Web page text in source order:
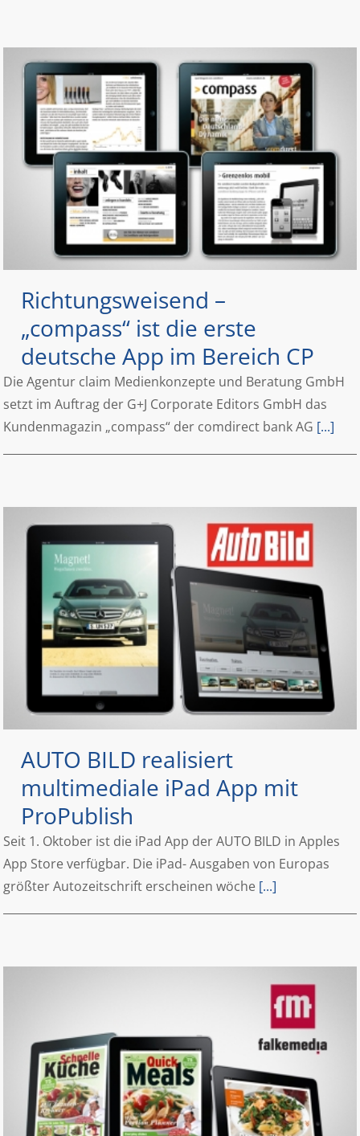
Richtungsweisend –
„compass“ ist die erste
deutsche App im Bereich CP
Die Agentur claim Medienkonzepte und Beratung GmbH
setzt im Auftrag der G+J Corporate Editors GmbH das
Kundenmagazin „compass“ der comdirect bank AG [...]
AUTO BILD realisiert
multimediale iPad App mit
ProPublish
Seit 1. Oktober ist die iPad App der AUTO BILD in Apples
App Store verfügbar. Die iPad- Ausgaben von Europas
größter Autozeitschrift erscheinen wöche [...]